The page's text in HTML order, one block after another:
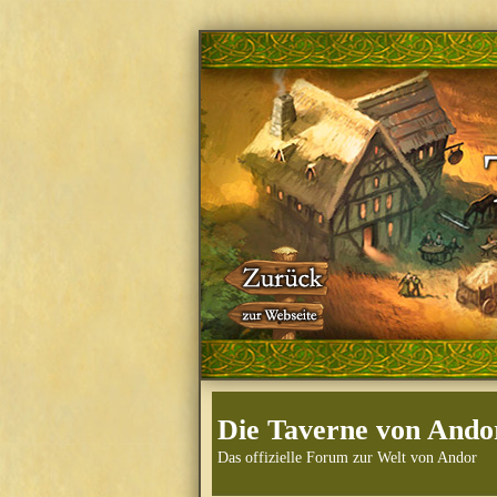
Die Taverne von
Das offizielle Forum zur Welt von Andor